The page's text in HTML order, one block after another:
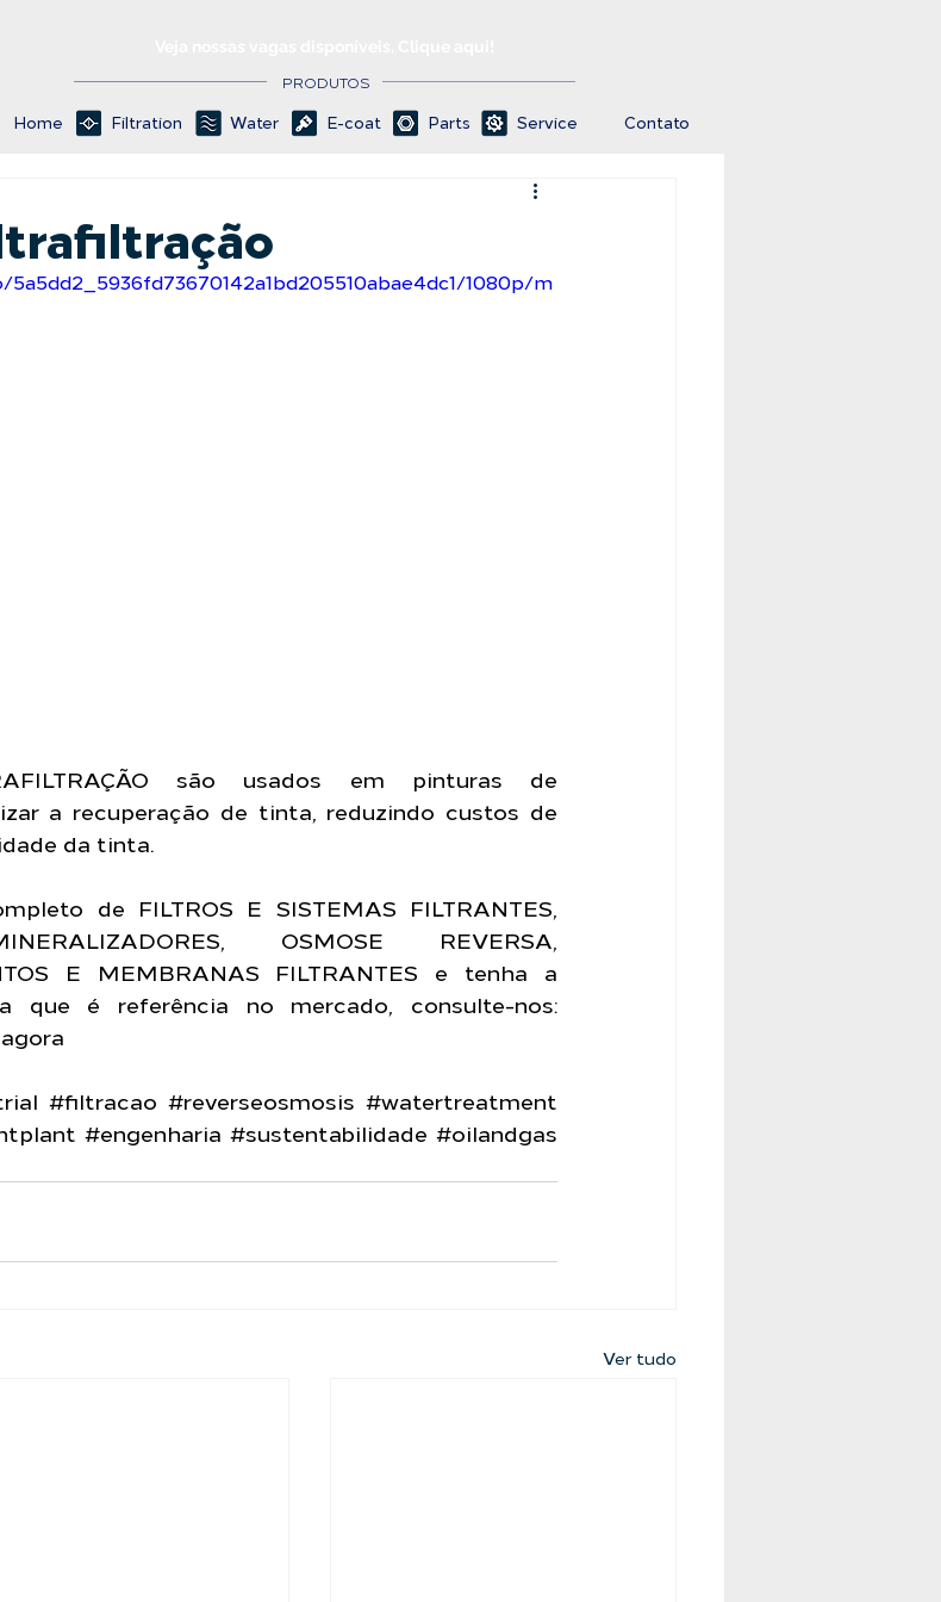
PRODUTOS
Home Filtration Water E-coat Parts Service Contato
1080p/m
são usados em pinturas de
a recuperação de tinta, reduzindo custos de
da tinta.
de FILTROS E SISTEMAS FILTRANTES,
OSMOSE REVERSA,
E MEMBRANAS FILTRANTES e tenha a
#filtracao #reverseosmosis #watertreatment
#engenharia #sustentabilidade #oilandgas
Ver tudo